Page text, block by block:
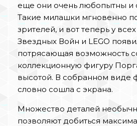
еще они очень любопытны и
Такие милашки мгновенно
зрителей, и вот теперь у
Звездных Войн и LEGO
потрясающая возможность
коллекционную фигуру
высотой. В собранном виде
словно сошла с экрана.
Множество деталей
позволяют добиться